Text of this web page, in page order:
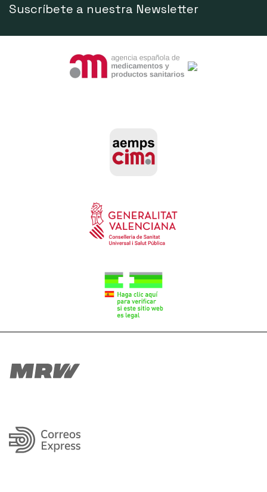
Suscríbete a nuestra Newsletter